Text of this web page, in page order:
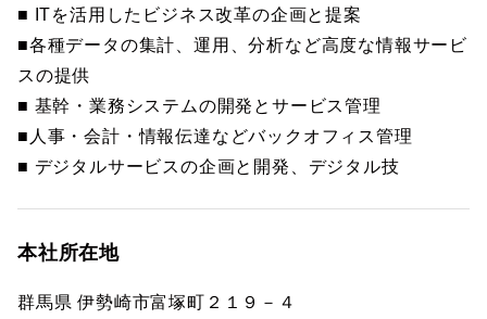
■ ITを活用したビジネス改革の企画と提案
■各種データの集計、運用、分析など高度な情報サービ
スの提供
■ 基幹・業務システムの開発とサービス管理
■人事・会計・情報伝達などバックオフィス管理
■ デジタルサービスの企画と開発、デジタル技
本社所在地
群馬県 伊勢崎市富塚町２１９－４